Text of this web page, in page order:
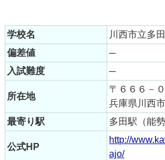
学校名
川西市立多
偏差値
─
入試難度
─
所在地
〒６６６－
兵庫県川西
最寄り駅
多田駅（能
公式HP
http://
ajo/